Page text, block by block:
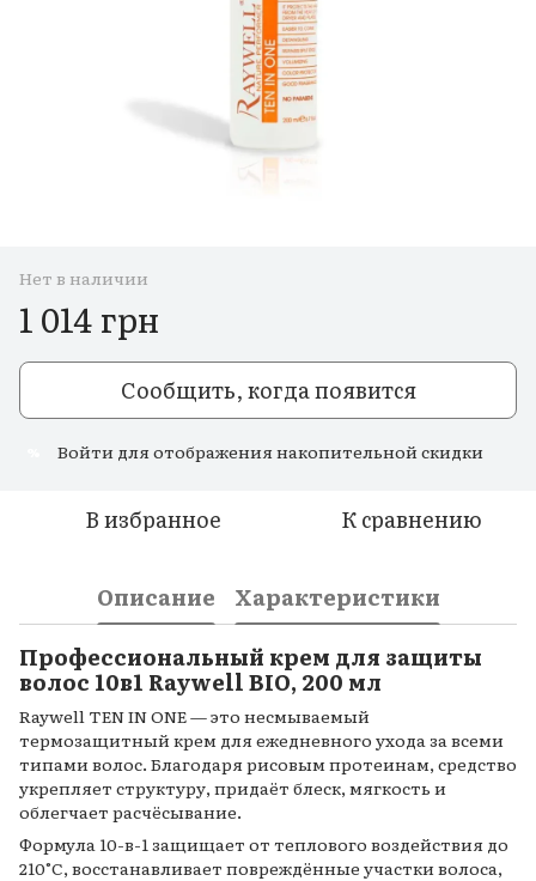
Нет в наличии
1 014 грн
Сообщить, когда появится
Войти для отображения накопительной скидки
В избранное К сравнению
Описание
Характеристики
Профессиональный крем для защиты
волос 10в1 Raywell BIO, 200 мл
Raywell TEN IN ONE — это несмываемый
термозащитный крем для ежедневного ухода за всеми
типами волос. Благодаря рисовым протеинам, средство
укрепляет структуру, придаёт блеск, мягкость и
облегчает расчёсывание.
Формула 10-в-1 защищает от теплового воздействия до
210°C, восстанавливает повреждённые участки волоса,